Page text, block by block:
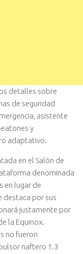
detalles sobre
de seguridad
asistente
y
adaptativo.
en el Salón de
denominada
en lugar de
destaca por sus
justamente por
la Equinox.
no fueron
naftero 1.3